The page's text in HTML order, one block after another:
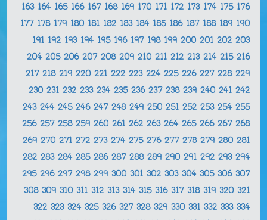
163 164 165 166 167 168 169 170 171 172 173 174 175 176
177 178 179 180 181 182 183 184 185 186 187 188 189 190
191 192 193 194 195 196 197 198 199 200 201 202 203
204 205 206 207 208 209 210 211 212 213 214 215 216
217 218 219 220 221 222 223 224 225 226 227 228 229
230 231 232 233 234 235 236 237 238 239 240 241 242
243 244 245 246 247 248 249 250 251 252 253 254 255
256 257 258 259 260 261 262 263 264 265 266 267 268
269 270 271 272 273 274 275 276 277 278 279 280 281
282 283 284 285 286 287 288 289 290 291 292 293 294
295 296 297 298 299 300 301 302 303 304 305 306 307
308 309 310 311 312 313 314 315 316 317 318 319 320 321
322 323 324 325 326 327 328 329 330 331 332 333 334